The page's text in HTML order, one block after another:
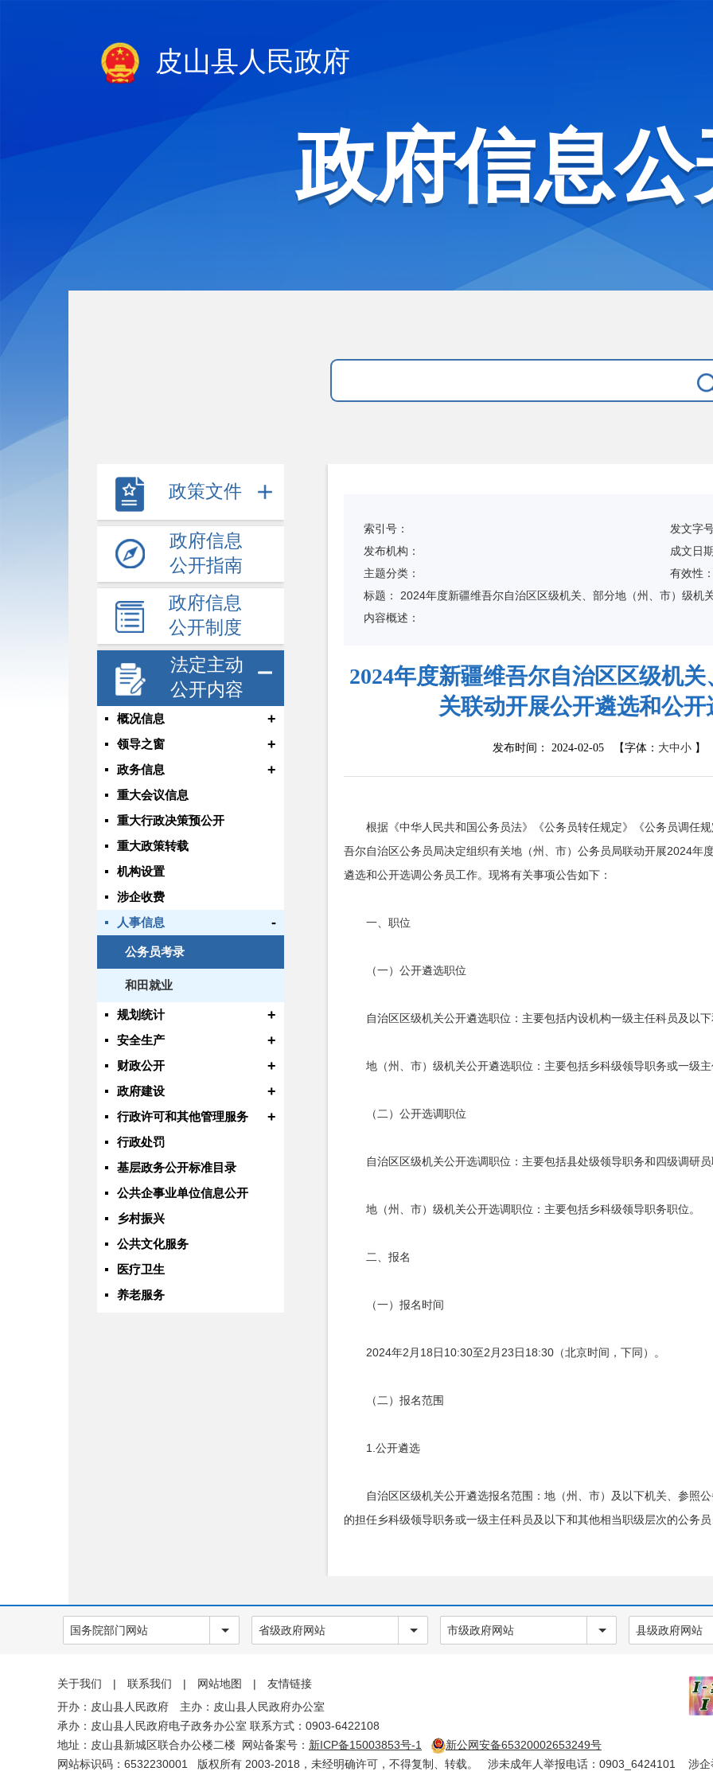
皮山县人民政府
政府信息公
政策文件
政府信息
公开指南
政府信息
公开制度
法定主动
公开内容
概况信息 +
领导之窗 +
政务信息 +
重大会议信息
重大行政决策预公开
重大政策转载
机构设置
涉企收费
人事信息
-
公务员考录
和田就业
规划统计 +
安全生产 +
财政公开 +
政府建设 +
行政许可和其他管理服务 +
行政处罚
基层政务公开标准目录
公共企事业单位信息公开
乡村振兴
公共文化服务
医疗卫生
养老服务
政府信息
网站工作
报表
依申请公
索引号：
发文字
发布机构：
成文日
主题分类：
有效性
标题：
2024年度新疆维吾尔自治区区级机关、部分地（州、市）级机
内容概述：
2024年度新疆维吾尔自治区区级机
关联动开展公开遴选和公
发布时间： 2024-02-05 【字体： 大中小 】
根据《中华人民共和国公务员法》《公务员转任规定》《公务员调任
吾尔自治区公务员局决定组织有关地（州、市）公务员局联动开展2024年
遴选和公开选调公务员工作。现将有关事项公告如下：
一、职位
（一）公开遴选职位
自治区区级机关公开遴选职位：主要包括内设机构一级主任科员及以
地（州、市）级机关公开遴选职位：主要包括乡科级领导职务或一级
（二）公开选调职位
自治区区级机关公开选调职位：主要包括县处级领导职务和四级调研
地（州、市）级机关公开选调职位：主要包括乡科级领导职务职位。
二、报名
（一）报名时间
2024年2月18日10:30至2月23日18:30（北京时间，下同）。
（二）报名范围
1.公开遴选
自治区区级机关公开遴选报名范围：地（州、市）及以下机关、参照
的担任乡科级领导职务或一级主任科员及以下和其他相当职级层次的公务
地（州、市）级机关公开遴选报名范围：各地（州、市）辖区内各县
自治区设在县（市、区）及以下的单位（包括垂直管理单位、派出单
位。
国务院部门网站 省级政府网站 市级政府网站 县级政府网站
关于我们 | 联系我们 | 网站地图 |
友情链接
开办：皮山县人民政府 主办：皮山县人民政府办公室
承办：皮山县人民政府电子政务办公室 联系方式：0903-6422108
地址：皮山县新城区联合办公楼二楼 网站备案号： 新ICP备15003853号-1
新公网安备65320002653249号
网站标识码：6532230001
版权所有 2003-2018，未经明确许可，不得复制、转载。 涉未成年人举报电话：0903_6424101 涉企